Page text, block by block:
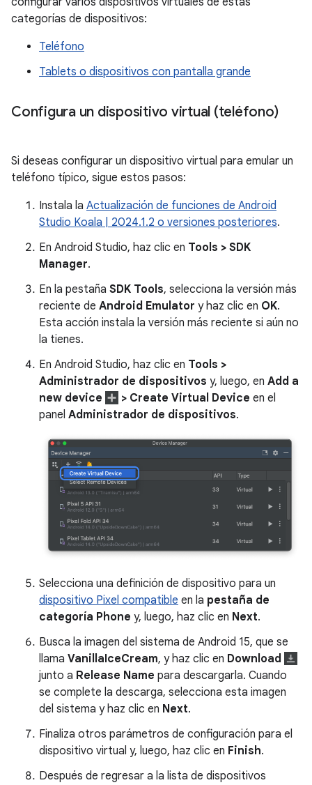
categorías de dispositivos:
Teléfono
Tablets o dispositivos con pantalla grande
Configura un dispositivo virtual (teléfono)
Si deseas configurar un dispositivo virtual para emular un
teléfono típico, sigue estos pasos:
Instala la Actualización de funciones de Android
Studio Koala | 2024.1.2 o versiones posteriores.
En Android Studio, haz clic en Tools > SDK
Manager.
En la pestaña SDK Tools, selecciona la versión más
reciente de Android Emulator y haz clic en OK.
Esta acción instala la versión más reciente si aún no
la tienes.
En Android Studio, haz clic en Tools >
Administrador de dispositivos y, luego, en Add a
new device
> Create Virtual Device en el
panel Administrador de dispositivos.
Selecciona una definición de dispositivo para un
dispositivo Pixel compatible en la pestaña de
categoría Phone y, luego, haz clic en Next.
Busca la imagen del sistema de Android 15, que se
llama VanillaIceCream, y haz clic en Download
junto a Release Name para descargarla. Cuando
se complete la descarga, selecciona esta imagen
del sistema y haz clic en Next.
Finaliza otros parámetros de configuración para el
dispositivo virtual y, luego, haz clic en Finish.
Después de regresar a la lista de dispositivos